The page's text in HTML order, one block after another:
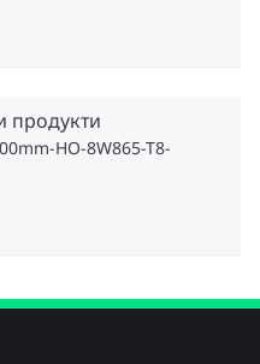
продукти
HO-8W865-T8-